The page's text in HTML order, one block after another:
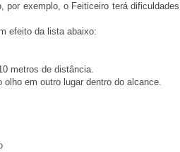
por exemplo, o Feiticeiro terá dificuldades
efeito da lista abaixo:
metros de distância.
em outro lugar dentro do alcance.